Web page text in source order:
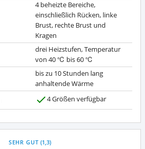
4 beheizte Bereiche,
einschließlich Rücken, linke
Brust, rechte Brust und
Kragen
drei Heizstufen, Temperatur
von 40 ℃ bis 60 ℃
bis zu 10 Stunden lang
anhaltende Wärme
4 Größen verfügbar
SEHR GUT (1,3)